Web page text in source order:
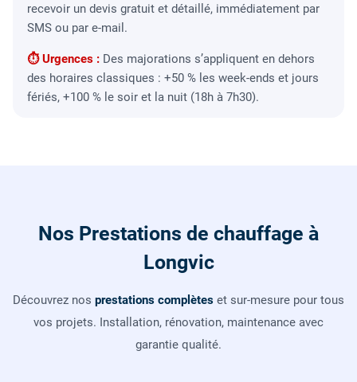
recevoir un devis gratuit et détaillé, immédiatement par
SMS ou par e-mail.
⏱ Urgences : Des majorations s’appliquent en dehors
des horaires classiques : +50 % les week-ends et jours
fériés, +100 % le soir et la nuit (18h à 7h30).
Nos Prestations de chauffage à
Longvic
Découvrez nos prestations complètes et sur-mesure pour tous
vos projets. Installation, rénovation, maintenance avec
garantie qualité.